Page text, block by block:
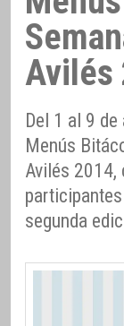
Avilés
Del 1 al 9
Menús
Avilés
segunda